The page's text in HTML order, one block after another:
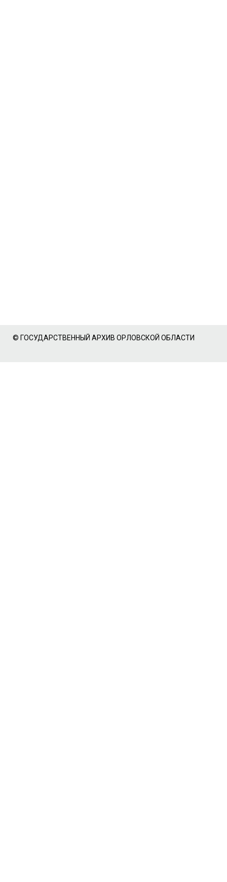
© ГОСУДАРСТВЕННЫЙ АРХИВ ОРЛОВСКОЙ ОБЛАСТИ